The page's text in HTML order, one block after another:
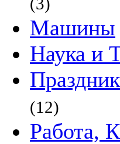
Машины
Наука и
(12)
Работа,